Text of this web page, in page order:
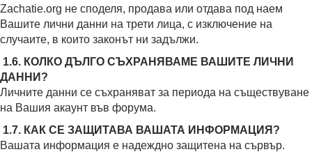
Zachatie.org не споделя, продава или отдава под наем
Вашите лични данни на трети лица, с изключение на
случаите, в които законът ни задължи.
1.6. КОЛКО ДЪЛГО СЪХРАНЯВАМЕ ВАШИТЕ ЛИЧНИ
ДАННИ?
Личните данни се съхраняват за периода на съществуване
на Вашия акаунт във форума.
1.7. КАК СЕ ЗАЩИТАВА ВАШАТА ИНФОРМАЦИЯ?
Вашата информация е надеждно защитена на сървър.